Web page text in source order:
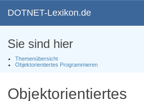
DOTNET-Lexikon.de
Sie sind hier
Themenübersicht
Objektorientiertes Programmieren
Objektorientiertes